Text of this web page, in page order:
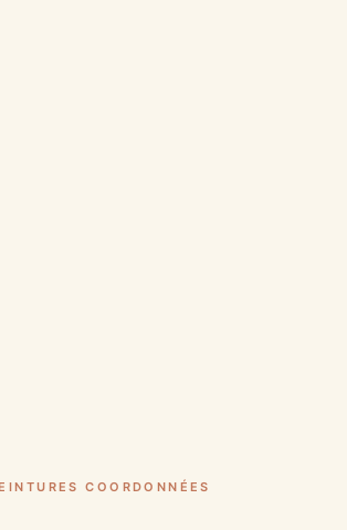
COORDONNÉES